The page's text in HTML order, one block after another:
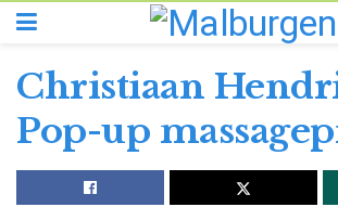
Christiaan
Pop-up